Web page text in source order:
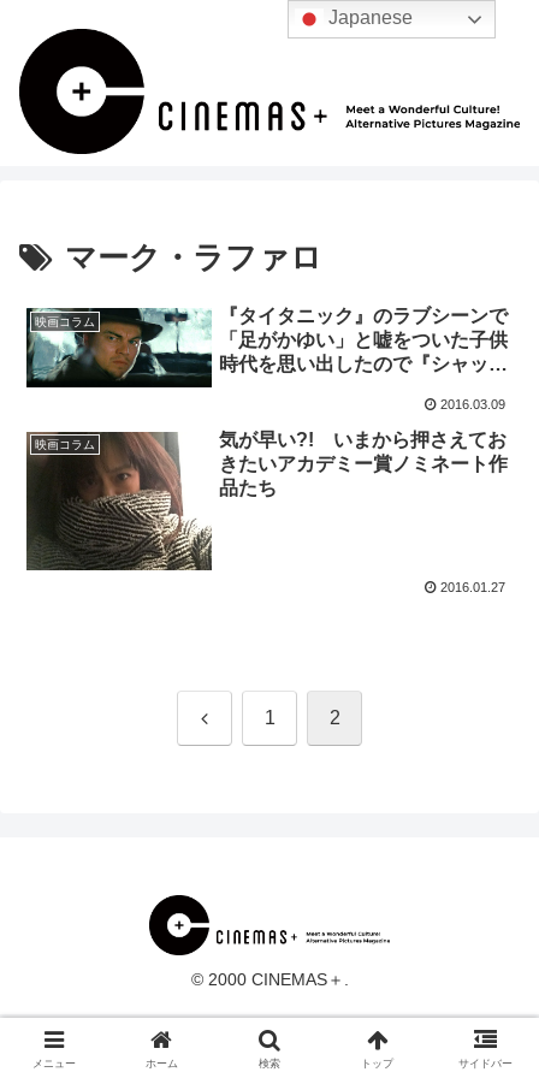
マーク・ラファロ
映画コラム
『タイタニック』のラブシーンで
「足がかゆい」と嘘をついた子供
時代を思い出したので『シャッタ
2016.03.09
映画コラム
気が早い?! いまから押さえてお
きたいアカデミー賞ノミネート作
品たち
2016.01.27
前 1 2
© 2000 CINEMAS＋.
メニュー ホーム 検索 トップ サイドバー
Japanese